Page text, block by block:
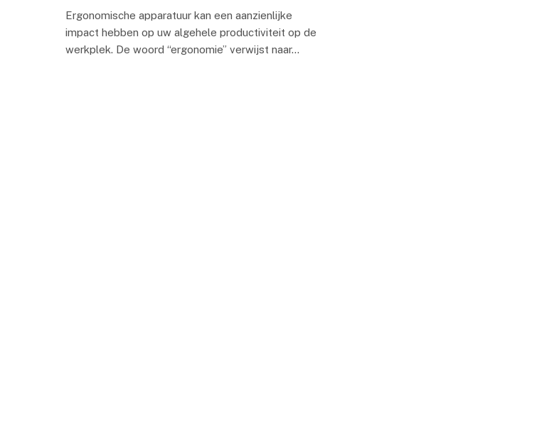
Ergonomische apparatuur kan een aanzienlijke
impact hebben op uw algehele productiviteit op de
werkplek. De woord “ergonomie” verwijst naar…